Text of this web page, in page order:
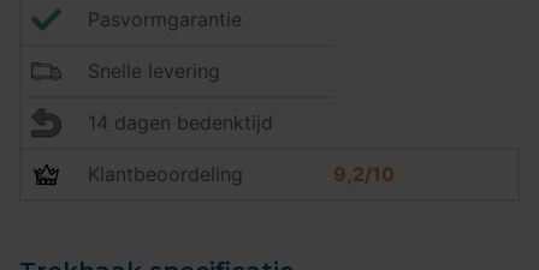
Pasvormgarantie
Snelle levering
14 dagen bedenktijd
Klantbeoordeling 9,2/10